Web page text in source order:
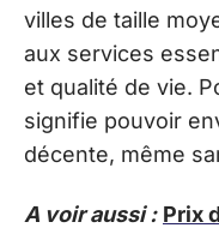
villes de taille
aux services
et qualité de vie.
signifie pouvoir
décente, même
A voir aussi : Prix